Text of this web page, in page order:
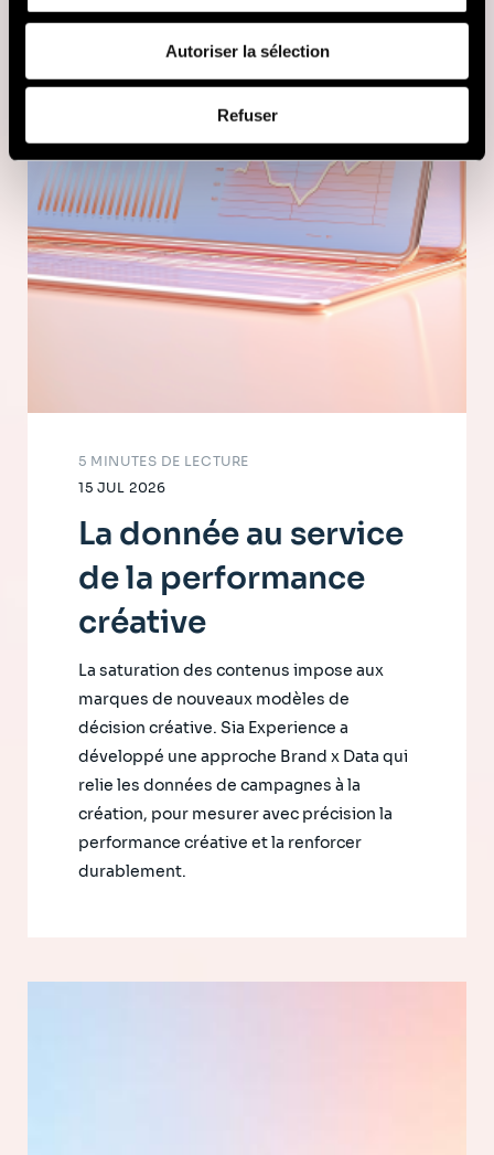
fournies ou qu'ils ont collectées lors de votre utilisation
de leurs services (cookies tiers).
vous pouvez nous contacter et comment nous traitons
Politique de protection des données à caractère
personnel.
Autoriser la sélection
Refuser
15 JUL 2026
5 MINUTES DE LECTURE
La donnée au service
de la performance
créative
La saturation des contenus impose aux
marques de nouveaux modèles de
décision créative. Sia Experience a
développé une approche Brand x Data qui
relie les données de campagnes à la
création, pour mesurer avec précision la
performance créative et la renforcer
durablement.